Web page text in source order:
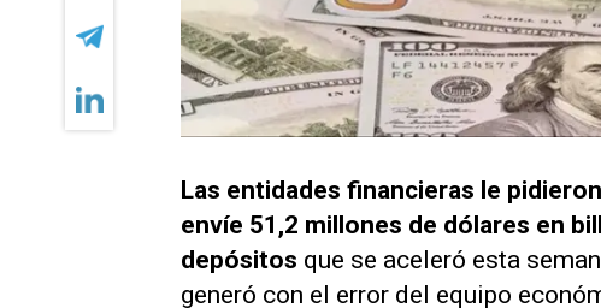
Las entidades financieras le
envíe 51,2 millones de dólares en
depósitos que se aceleró esta
generó con el error del equipo